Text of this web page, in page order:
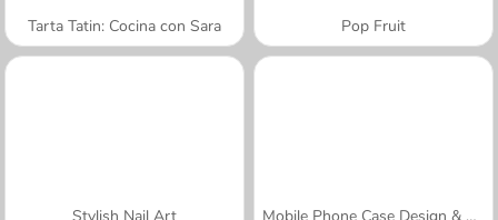
Tarta Tatin: Cocina con Sara Pop Fruit
Stylish Nail Art Mobile Phone Case Design & DIY